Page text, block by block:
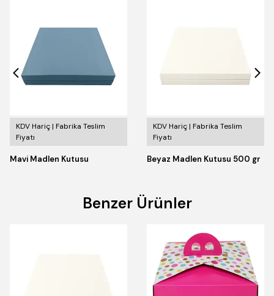
KDV Hariç | Fabrika Teslim
Fiyatı
Mavi Madlen Kutusu
KDV Hariç | Fabrika Teslim
Fiyatı
Beyaz Madlen Kutusu 500 gr
Benzer Ürünler